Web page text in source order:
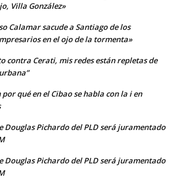
Villa González»
Calamar sacude a Santiago de los
en el ojo de la tormenta»
contra Cerati, mis redes están repletas de
por qué en el Cibao se habla con la i en
Douglas Pichardo del PLD será juramentado
Douglas Pichardo del PLD será juramentado